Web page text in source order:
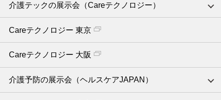
介護テックの展示会（Careテクノロジー）
Careテクノロジー 東京
Careテクノロジー 大阪
介護予防の展示会（ヘルスケアJAPAN）